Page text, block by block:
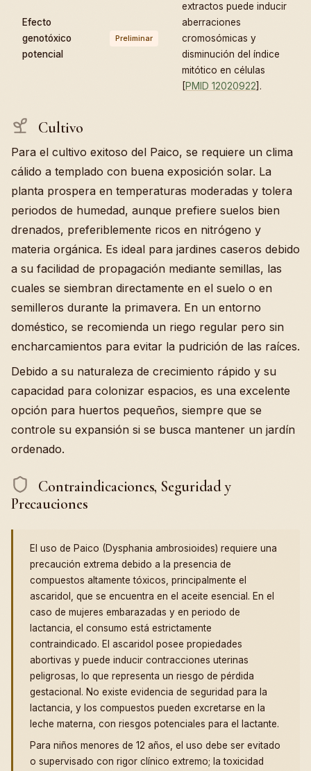
Efecto
genotóxico
potencial
Preliminar
extractos puede inducir
aberraciones
cromosómicas y
disminución del índice
mitótico en células
[PMID 12020922].
Cultivo
Para el cultivo exitoso del Paico, se requiere un clima
cálido a templado con buena exposición solar. La
planta prospera en temperaturas moderadas y tolera
periodos de humedad, aunque prefiere suelos bien
drenados, preferiblemente ricos en nitrógeno y
materia orgánica. Es ideal para jardines caseros debido
a su facilidad de propagación mediante semillas, las
cuales se siembran directamente en el suelo o en
semilleros durante la primavera. En un entorno
doméstico, se recomienda un riego regular pero sin
encharcamientos para evitar la pudrición de las raíces.
Debido a su naturaleza de crecimiento rápido y su
capacidad para colonizar espacios, es una excelente
opción para huertos pequeños, siempre que se
controle su expansión si se busca mantener un jardín
ordenado.
Contraindicaciones, Seguridad y
Precauciones
El uso de Paico (Dysphania ambrosioides) requiere una
precaución extrema debido a la presencia de
compuestos altamente tóxicos, principalmente el
ascaridol, que se encuentra en el aceite esencial. En el
caso de mujeres embarazadas y en periodo de
lactancia, el consumo está estrictamente
contraindicado. El ascaridol posee propiedades
abortivas y puede inducir contracciones uterinas
peligrosas, lo que representa un riesgo de pérdida
gestacional. No existe evidencia de seguridad para la
lactancia, y los compuestos pueden excretarse en la
leche materna, con riesgos potenciales para el lactante.
Para niños menores de 12 años, el uso debe ser evitado
o supervisado con rigor clínico extremo; la toxicidad